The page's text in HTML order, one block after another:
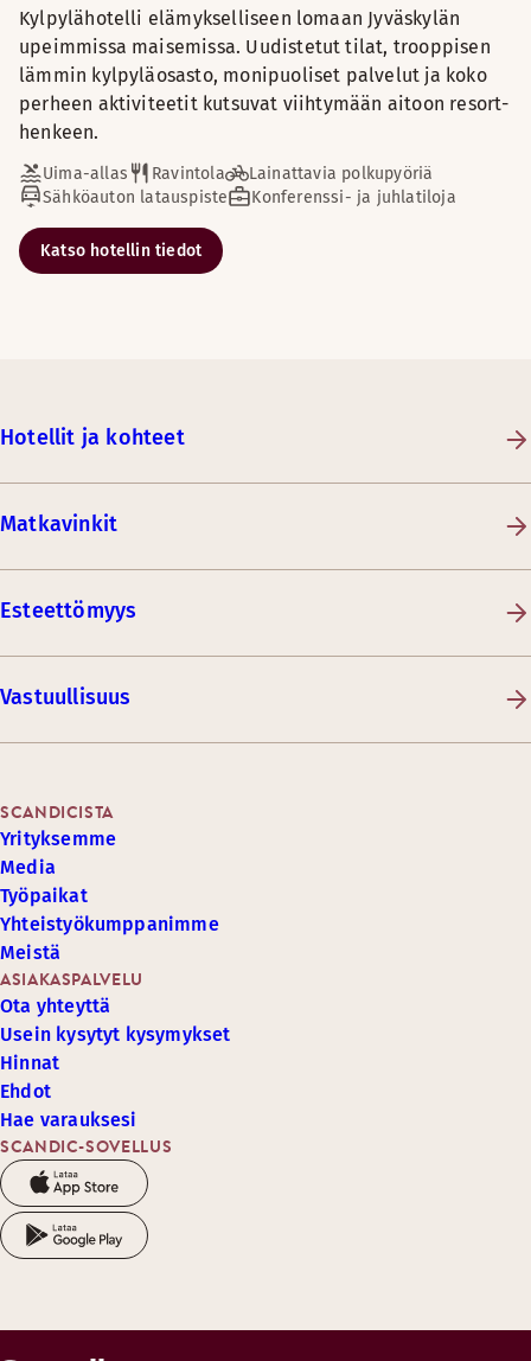
Kylpylähotelli elämykselliseen lomaan Jyväskylän
upeimmissa maisemissa. Uudistetut tilat, trooppisen
lämmin kylpyläosasto, monipuoliset palvelut ja koko
perheen aktiviteetit kutsuvat viihtymään aitoon resort-
henkeen.
Uima-allas Ravintola
Lainattavia polkupyöriä
Sähköauton latauspiste
Konferenssi- ja juhlatiloja
Katso hotellin tiedot
Hotellit ja kohteet
Matkavinkit
Esteettömyys
Vastuullisuus
SCANDIC-SOVELLUS
ASIAKASPALVELU
Ota yhteyttä
Usein kysytyt kysymykset
Hinnat
Ehdot
Hae varauksesi
SCANDICISTA
Yrityksemme
Media
Työpaikat
Yhteistyökumppanimme
Meistä